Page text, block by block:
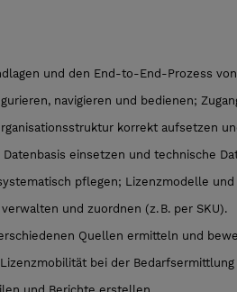
und den End-to-End-Prozess
navigieren und bedienen;
korrekt aufsetzen
einsetzen und technische
pflegen; Lizenzmodelle
und zuordnen (z. B. per SKU).
Quellen ermitteln und
bei der